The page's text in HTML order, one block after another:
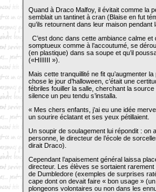
Quand à Draco Malfoy, il évitait comme la
semblait un tantinet à cran (Blaise en fut
qu’ils retournent dans leur maison pendant
C’est donc dans cette ambiance calme et
somptueux comme à l’accoutumé, se
(en plastique) dans sa soupe et qu’il
(«HIIIIII »).
Mais cette tranquillité ne fit qu’augmenter
chose le jour d’halloween, c’était une
fébriles fouiller la salle, cherchant la
silence un peu tendu s’installa.
« Mes chers enfants, j’ai eu une idée
un sourire éclatant et ses yeux pétillaient.
Un soupir de soulagement lui répondit : on
personne, le directeur de l’école de
dirait Draco).
Cependant l’apaisement général laissa
directeur. Les élèves se sortaient
de Dumbledore (exemples de surprises
cape dont on devait faire « bon usage »
plongeons volontaires ou non dans les